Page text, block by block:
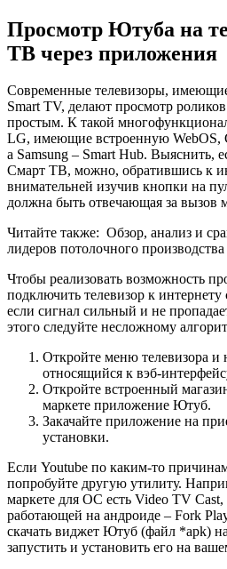
Просмотр Ютуба на
ТВ через приложения
Современные телевизоры,
Smart TV, делают просмотр
простым. К такой
LG, имеющие встроенную
а Samsung – Smart Hub. Выяснить,
Смарт ТВ, можно, обратившись к
внимательней изучив кнопки на
должна быть отвечающая за вызов
Читайте также: Обзор, анализ и
лидеров потолочного производства
Чтобы реализовать возможность
подключить телевизор к
если сигнал сильный и не
этого следуйте несложному
Откройте меню телевизора и
относящийся к вэб-
Откройте встроенный
маркете приложение Ютуб.
Закачайте приложение на
установки.
Если Youtube по каким-то причинам
попробуйте другую утилиту.
маркете для ОС есть Video TV Cast,
работающей на андроиде – Fork
скачать виджет Ютуб (файл *apk)
запустить и установить его на